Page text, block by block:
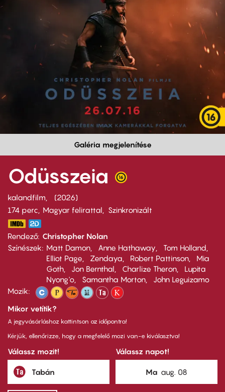
Galéria megjelenítése
Odüsszeia
kalandfilm
2026
174 perc,
Magyar felirattal Szinkronizált
Rendező Christopher Nolan
Színészek
Matt Damon Anne Hathaway
Tom Holland
Elliot Page
Zendaya Robert Pattinson
Mia
Goth
Jon Bernthal Charlize Theron
Lupita
Nyong'o
Samantha Morton
John Leguizamo
Mozik:
Mikor vetítik?
A jegyvásárláshoz kattintson az időpontra!
Kérjük, ellenőrizze, hogy a megfelelő mozi van-e kiválasztva!
Válassz mozit!
Tabán
Válassz napot!
Ma aug. 08